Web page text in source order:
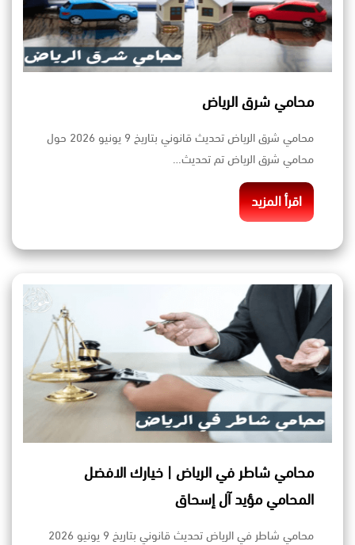
محامي شرق الرياض
محامي شرق الرياض تحديث قانوني بتاريخ 9 يونيو 2026 حول
محامي شرق الرياض تم تحديث…
اقرأ المزيد
محامي شاطر في الرياض | خيارك الافضل
المحامي مؤيد آل إسحاق
محامي شاطر في الرياض تحديث قانوني بتاريخ 9 يونيو 2026